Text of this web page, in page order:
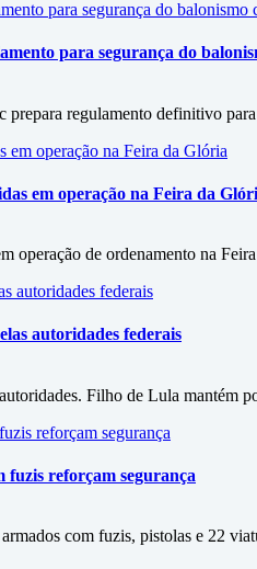
para segurança do
prepara regulamento definitivo
em operação na Feira da
operação de ordenamento na
autoridades federais
Filho de Lula mantém
fuzis reforçam segurança
com fuzis, pistolas e 22